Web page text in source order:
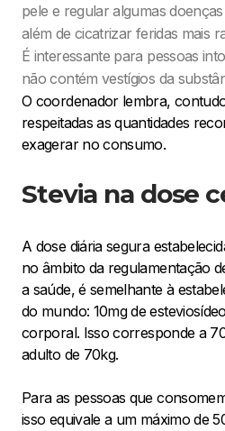
pele e regular algumas
além de cicatrizar feridas mais
É interessante para pessoas
não contém vestígios da
O coordenador lembra,
respeitadas as quantidades
exagerar no consumo.
Stevia na dose
A dose diária segura
no âmbito da regulamentação
a saúde, é semelhante à
do mundo: 10mg de
corporal. Isso corresponde a
adulto de 70kg.
Para as pessoas que
isso equivale a um máximo de